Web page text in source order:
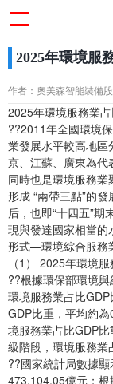
2025年環境服
作者：奧美森智能裝備
2025年環境服務業
??2011年全國環境
業發展水平較高地
京、江蘇、廣東為
同時也是環境服務
形成 “兩帶三點”的
后，也即“十四五”
現與發達國家相當
形式—環境綜合服務
（1） 2025年環境
??根據環保部環境
環境服務業占比
GDP比重，平均約
境服務業占比GDP
級階段，環境服務業
??國家統計局數據顯
473,104.05億元；